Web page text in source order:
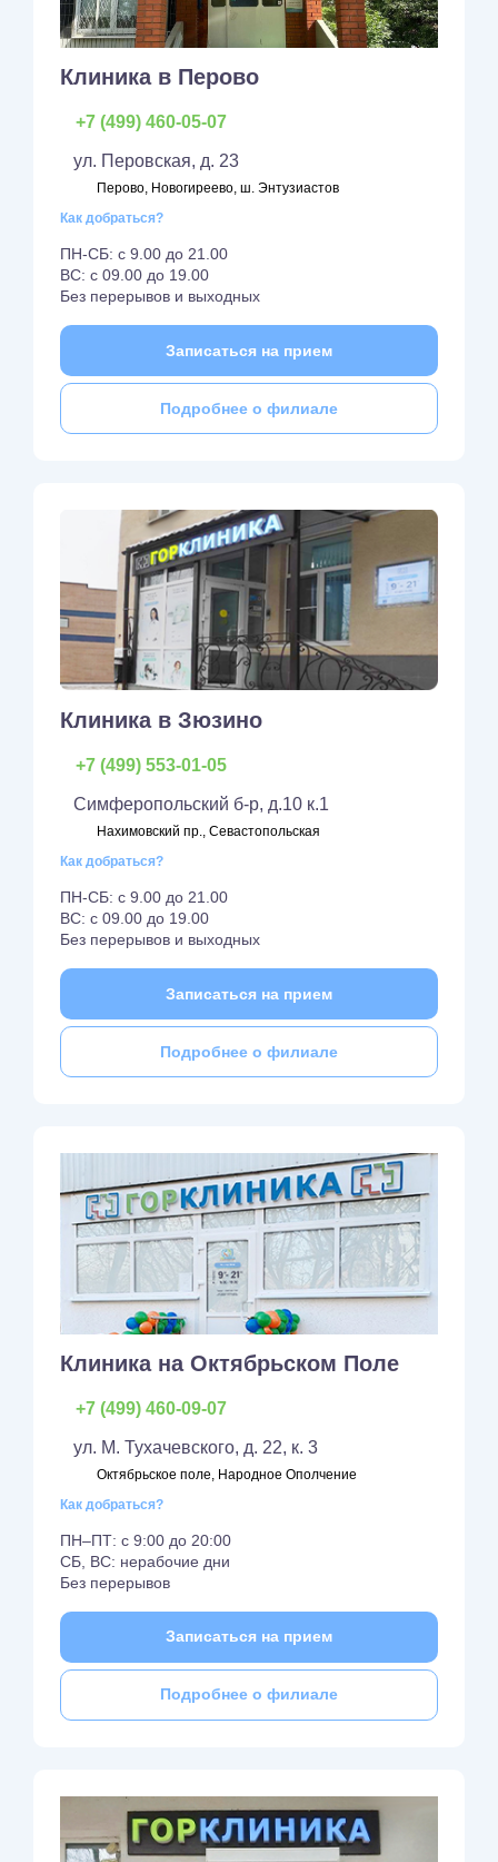
Клиника в Перово
+7 (499) 460-05-07
ул. Перовская, д. 23
Перово, Новогиреево, ш. Энтузиастов
Как добраться?
ПН-СБ: с 9.00 до 21.00
ВС: с 09.00 до 19.00
Без перерывов и выходных
Записаться на прием
Подробнее о филиале
Клиника в Зюзино
+7 (499) 553-01-05
Симферопольский б-р, д.10 к.1
Нахимовский пр., Севастопольская
Как добраться?
ПН-СБ: с 9.00 до 21.00
ВС: с 09.00 до 19.00
Без перерывов и выходных
Записаться на прием
Подробнее о филиале
Клиника на Октябрьском Поле
+7 (499) 460-09-07
ул. М. Тухачевского, д. 22, к. 3
Октябрьское поле, Народное Ополчение
Как добраться?
ПН–ПТ: с 9:00 до 20:00
СБ, ВС: нерабочие дни
Без перерывов
Записаться на прием
Подробнее о филиале